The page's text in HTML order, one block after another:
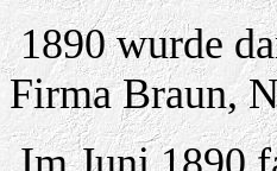
1890 wurde
Firma Braun,